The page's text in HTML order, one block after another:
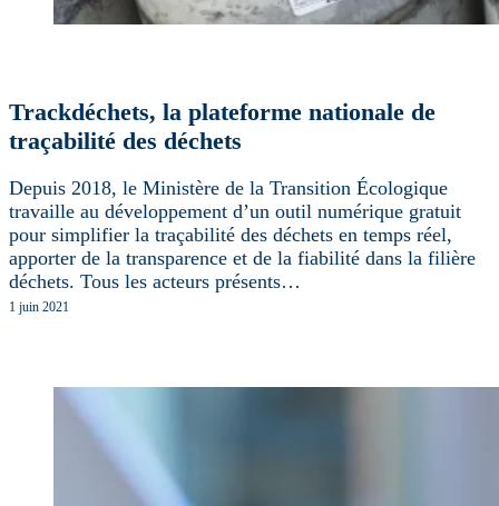
Trackdéchets, la plateforme nationale de
traçabilité des déchets
Depuis 2018, le Ministère de la Transition Écologique
travaille au développement d’un outil numérique gratuit
pour simplifier la traçabilité des déchets en temps réel,
apporter de la transparence et de la fiabilité dans la filière
déchets. Tous les acteurs présents…
1 juin 2021